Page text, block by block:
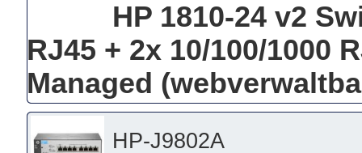
HP 1810-24 v2
RJ45 + 2x 10/100/1000
Managed
HP-J9802A